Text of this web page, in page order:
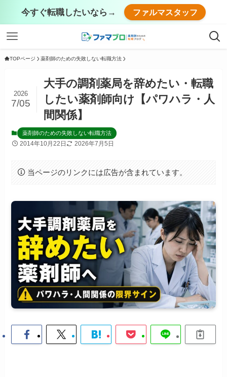
今すぐ転職したいなら→ ファルマスタッフ
TOPページ 薬剤師のための失敗しない転職方法
大手の調剤薬局を辞めたい・転職
したい薬剤師向け【パワハラ・人
間関係】
2026
7/05
薬剤師のための失敗しない転職方法
2014年10月22日 2026年7月5日
当ページのリンクには広告が含まれています。